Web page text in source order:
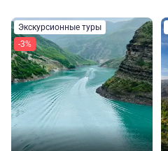
Экскурсионные туры
-3%